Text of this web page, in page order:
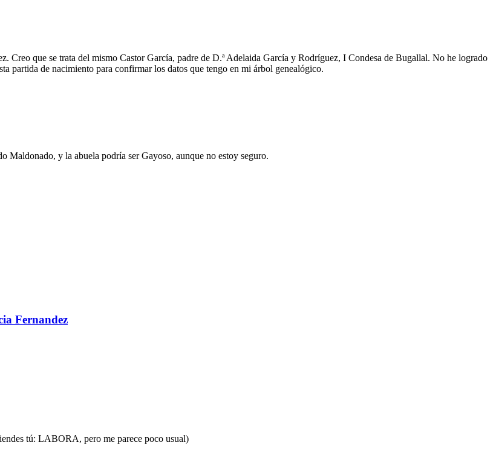
Creo que se trata del mismo Castor García, padre de D.ª Adelaida García y Rodríguez, I Condesa de Bugallal. No he logrado
partida de nacimiento para confirmar los datos que tengo en mi árbol genealógico.
Maldonado, y la abuela podría ser Gayoso, aunque no estoy seguro.
Fernandez
tú: LABORA, pero me parece poco usual)